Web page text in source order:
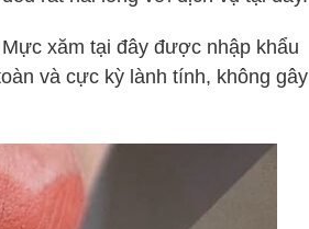
xăm tại đây được nhập khẩu
và cực kỳ lành tính, không gây